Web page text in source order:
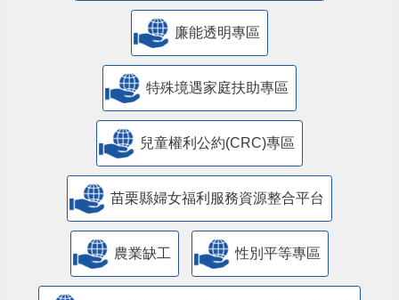
廉能透明專區
特殊境遇家庭扶助專區
兒童權利公約(CRC)專區
苗栗縣婦女福利服務資源整合平台
農業缺工 性別平等專區